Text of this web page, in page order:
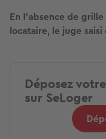
En l'absence de
locataire, le juge
Déposez
sur SeLoger